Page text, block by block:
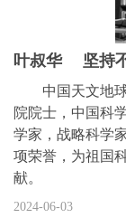
叶叔华 坚持
中国天文地
院院士，中国科
学家，战略科学
项荣誉，为祖国
献。
2024-06-03